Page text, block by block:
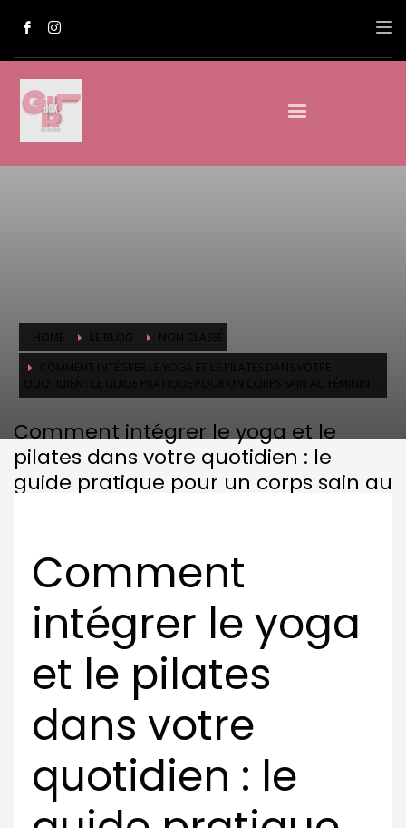
HOME LE BLOG
NON CLASSÉ
Comment intégrer le yoga et le
pilates dans votre quotidien : le
guide pratique pour un corps sain au
Comment
intégrer le yoga
et le pilates
dans votre
quotidien : le